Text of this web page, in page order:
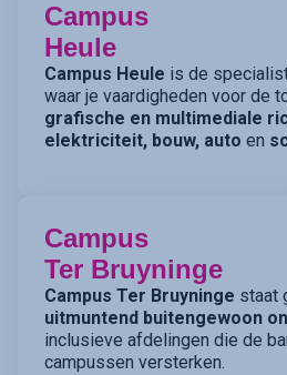
Campus
Heule
Campus Heule is de specialist
waar je vaardigheden voor de
grafische en multimediale
elektriciteit, bouw, auto en
Campus
Ter Bruyninge
Campus Ter Bruyninge staat
uitmuntend buitengewoon
inclusieve afdelingen die de
campussen versterken.